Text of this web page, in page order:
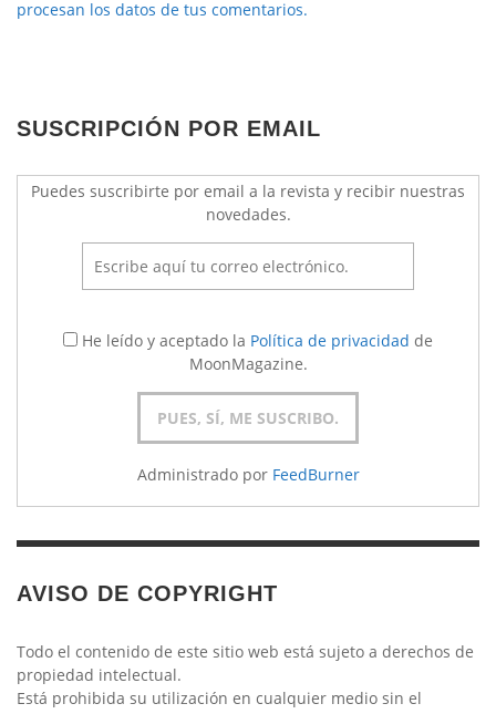
procesan los datos de tus comentarios.
SUSCRIPCIÓN POR EMAIL
Puedes suscribirte por email a la revista y recibir nuestras
novedades.
He leído y aceptado la Política de privacidad de
MoonMagazine.
Administrado por FeedBurner
AVISO DE COPYRIGHT
Todo el contenido de este sitio web está sujeto a derechos de
propiedad intelectual.
Está prohibida su utilización en cualquier medio sin el